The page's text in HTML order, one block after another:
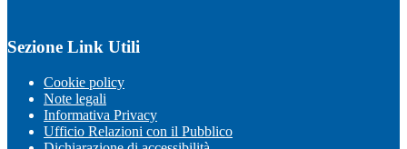
Sezione Link Utili
Cookie policy
Note legali
Informativa Privacy
Ufficio Relazioni con il Pubblico